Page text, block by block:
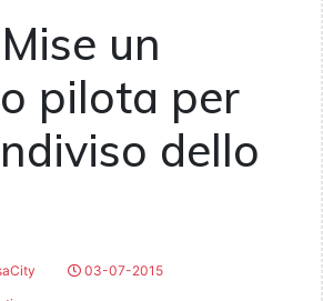
un
pilota per
dello
03-07-2015